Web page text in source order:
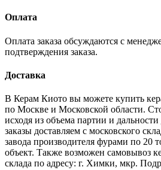
Оплата
Оплата заказа обсуждаются с
подтверждения заказа.
Доставка
В Керам Киото вы можете купить
по Москве и Московской области.
исходя из объема партии и
заказы доставляем с московского
завода производителя фурами по 20
объект. Также возможен самовывоз
склада по адресу: г. Химки, мкр.